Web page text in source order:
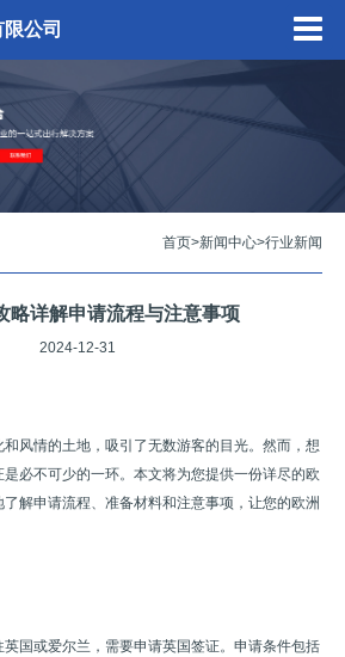
公司
首页>新闻中心>行业新闻
略详解申请流程与注意事项
2024-12-31
风情的土地，吸引了无数游客的目光。然而，想
必不可少的一环。本文将为您提供一份详尽的欧
解申请流程、准备材料和注意事项，让您的欧洲
国或爱尔兰，需要申请英国签证。申请条件包括